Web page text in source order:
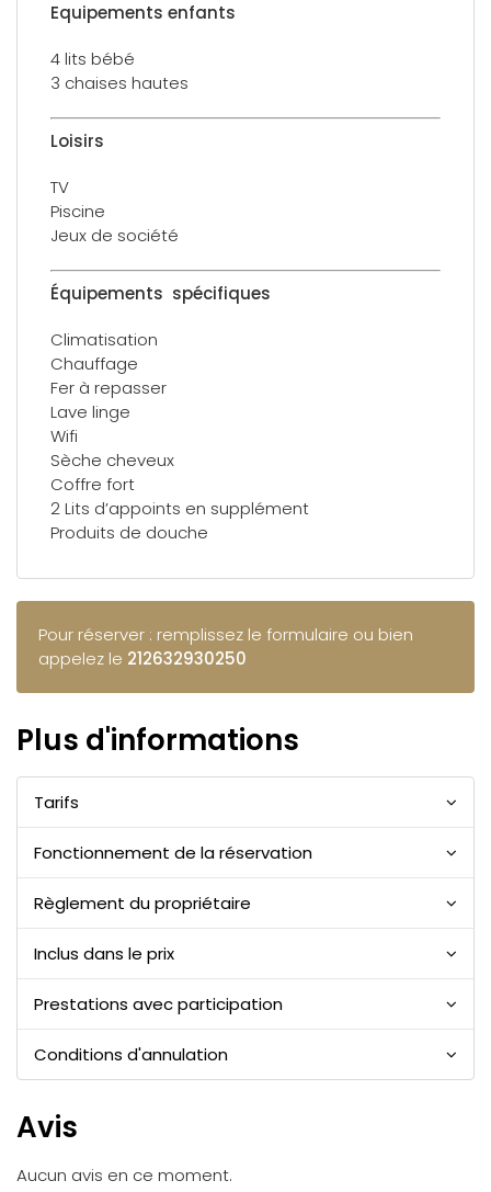
Equipements enfants
4 lits bébé
3 chaises hautes
Loisirs
TV
Piscine
Jeux de société
Équipements spécifiques
Climatisation
Chauffage
Fer à repasser
Lave linge
Wifi
Sèche cheveux
Coffre fort
2 Lits d’appoints en supplément
Produits de douche
Pour réserver : remplissez le formulaire ou bien
appelez le 212632930250
Plus d'informations
Tarifs
Fonctionnement de la réservation
Règlement du propriétaire
Inclus dans le prix
Prestations avec participation
Conditions d'annulation
Avis
Aucun avis en ce moment.